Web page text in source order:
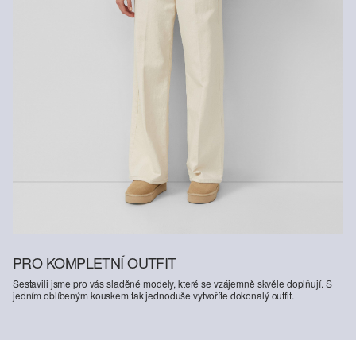
PRO KOMPLETNÍ OUTFIT
Sestavili jsme pro vás sladěné modely, které se vzájemně skvěle doplňují. S
jedním oblíbeným kouskem tak jednoduše vytvoříte dokonalý outfit.